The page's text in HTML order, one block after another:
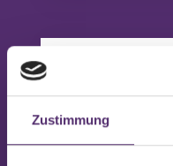
Zustimmung
Trainieren
Bei uns im